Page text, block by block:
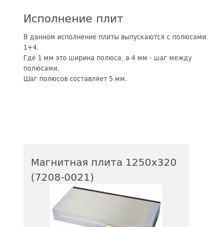
Исполнение плит
В данном исполнение плиты выпускаются с полюсами
1+4.
Где 1 мм это ширина полюса, а 4 мм - шаг между
полюсами.
Шаг полюсов составляет 5 мм.
Магнитная плита 1250х320
(7208-0021)